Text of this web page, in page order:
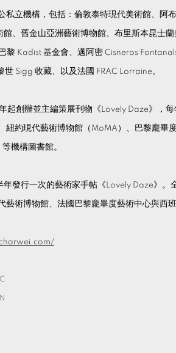
私立機構，包括：倫敦泰特現代美術館、阿
館、舊金山亞洲藝術博物館、布里斯本昆士
黎 Kadist 基金會、邁阿密 Cisneros
世 Sigg 收藏、以及法國 FRAC Lorraine。
起創辦並主編策展刊物《Lovely Daze》，
紐約現代藝術博物館（MoMA）、巴黎龐畢
機構圖書館。
發行一次的藝術家手帖《Lovely Daze》。
藝術博物館、法國巴黎龐畢度藝術中心與西
TAB.)